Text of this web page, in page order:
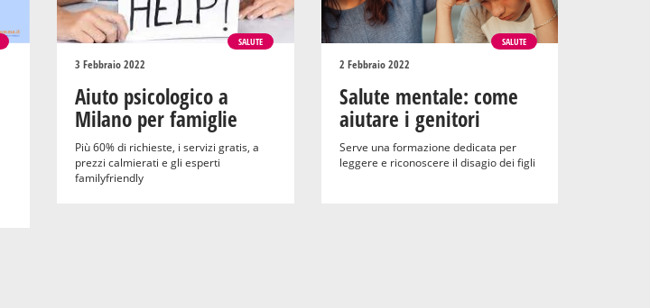
SALUTE
3 Febbraio 2022
Aiuto psicologico a
Milano per famiglie
Più 60% di richieste, i servizi gratis, a
prezzi calmierati e gli esperti
familyfriendly
SALUTE
2 Febbraio 2022
Salute mentale: come
aiutare i genitori
Serve una formazione dedicata per
leggere e riconoscere il disagio dei figli